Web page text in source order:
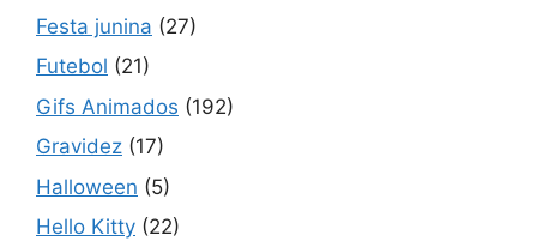
Festa junina (27)
Futebol (21)
Gifs Animados (192)
Gravidez (17)
Halloween (5)
Hello Kitty (22)